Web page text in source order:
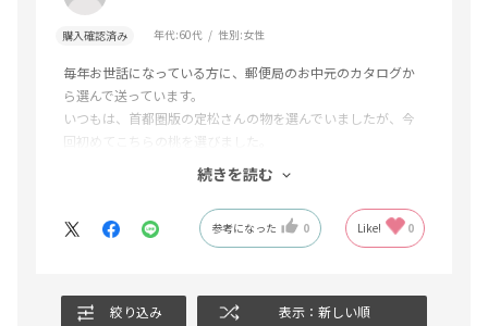
購入確認済み 年代:60代 性別:女性
毎年お世話になっている方に、郵便局のお中元のカタログか
ら選んで送っています。
いつもは、首都圏版の定松さんの物を選んでいましたが、今
回初めてこちらの桃を選びました。
とても喜んでいただけて良かったです。
ネットショップは便利でいいですね。
続きを読む
参考になった 0 Like! 0
絞り込み 表示：新しい順